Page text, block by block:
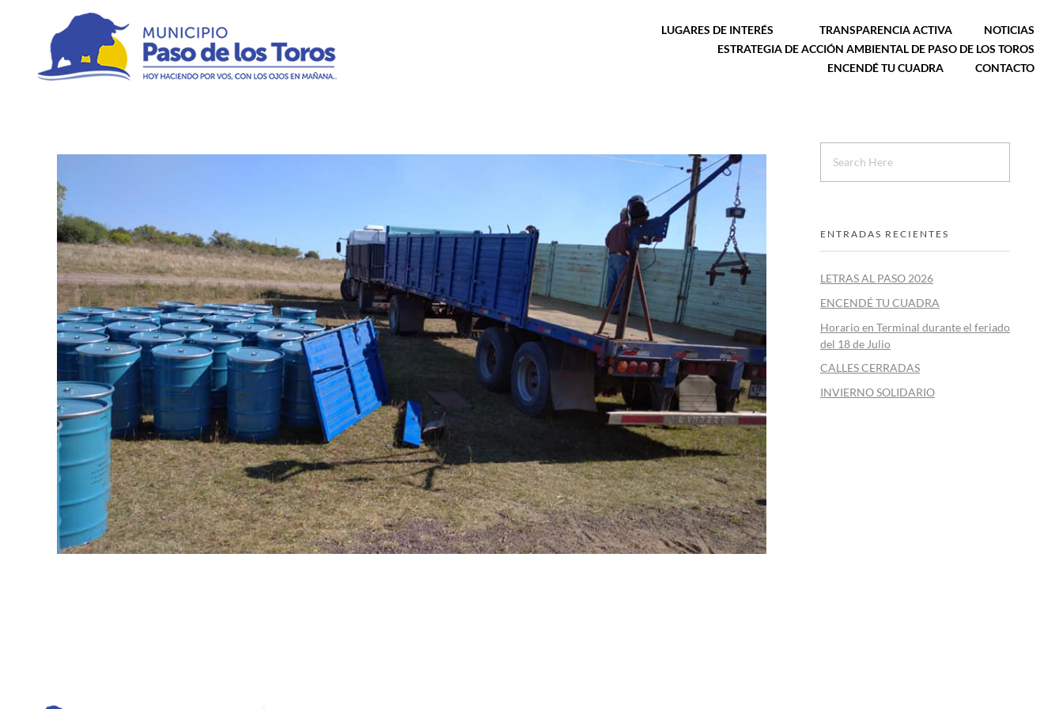
LUGARES DE INTERÉS TRANSPARENCIA ACTIVA
NOTICIAS
ESTRATEGIA DE ACCIÓN AMBIENTAL DE PASO DE LOS TOROS
ENCENDÉ TU CUADRA
CONTACTO
ENTRADAS RECIENTES
LETRAS AL PASO 2026
ENCENDÉ TU CUADRA
Horario en Terminal durante el feriado
del 18 de Julio
CALLES CERRADAS
INVIERNO SOLIDARIO